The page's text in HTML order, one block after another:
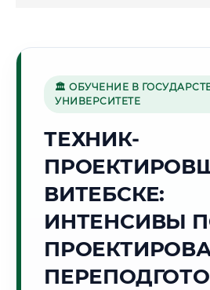
Г. ВИТЕБСК
Точное местное
2026 г.
Погода в г. Витебск:⛅ +15°C
🏛 ОБУЧЕНИЕ В
УНИВЕРСИТЕТЕ
ТЕХНИК-
ВИТЕБСКЕ:
ИНТЕНСИВЫ